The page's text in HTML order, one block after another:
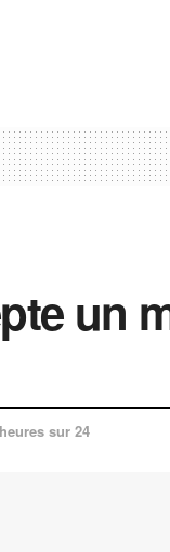
un
sur 24